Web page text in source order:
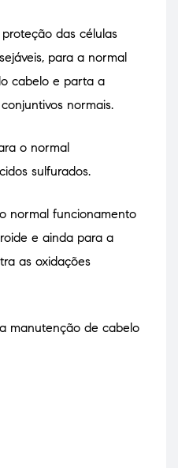
das células
para a normal
cabelo e parta a
normais.
o normal
sulfurados.
normal funcionamento
e ainda para a
as oxidações
manutenção de cabelo